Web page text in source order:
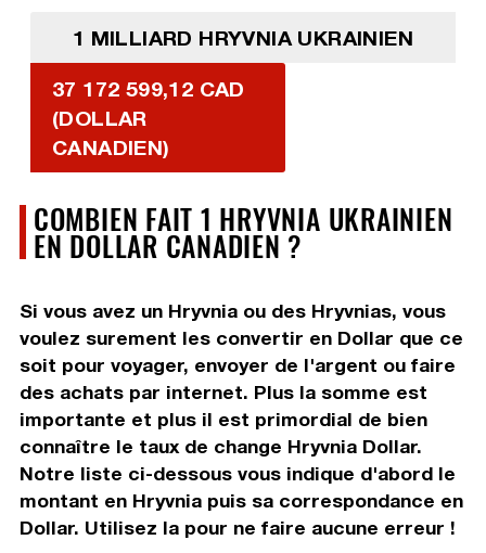
1 MILLIARD HRYVNIA UKRAINIEN
37 172 599,12 CAD
(DOLLAR
CANADIEN)
COMBIEN FAIT 1 HRYVNIA UKRAINIEN
EN DOLLAR CANADIEN ?
Si vous avez un Hryvnia ou des Hryvnias, vous
voulez surement les convertir en Dollar que ce
soit pour voyager, envoyer de l'argent ou faire
des achats par internet. Plus la somme est
importante et plus il est primordial de bien
connaître le taux de change Hryvnia Dollar.
Notre liste ci-dessous vous indique d'abord le
montant en Hryvnia puis sa correspondance en
Dollar. Utilisez la pour ne faire aucune erreur !